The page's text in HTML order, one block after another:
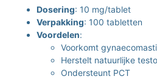
Dosering: 10 mg/tablet
Verpakking: 100 tabletten
Voordelen:
Voorkomt
Herstelt natuurlijke
Ondersteunt PCT